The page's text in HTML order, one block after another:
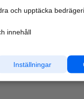
och upptäcka
innehåll
Inställningar